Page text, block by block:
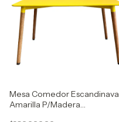
Mesa Comedor Escandinava
Amarilla P/Madera